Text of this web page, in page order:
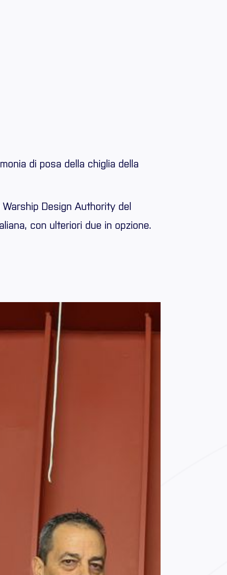
di posa della chiglia della
Design Authority del
con ulteriori due in opzione.